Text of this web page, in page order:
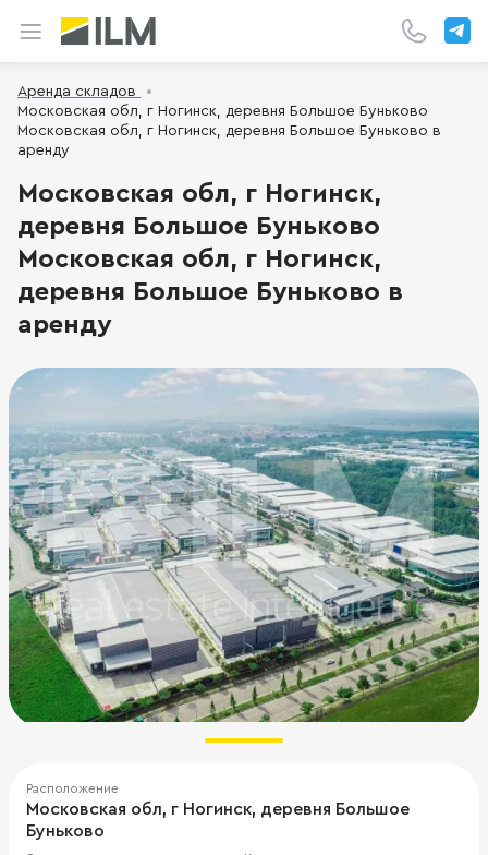
Аренда складов
Московская обл, г Ногинск, деревня Большое Буньково
Московская обл, г Ногинск, деревня Большое Буньково в
аренду
Московская обл, г Ногинск,
деревня Большое Буньково
Московская обл, г Ногинск,
деревня Большое Буньково в
аренду
Расположение
Московская обл, г Ногинск, деревня Большое
Буньково